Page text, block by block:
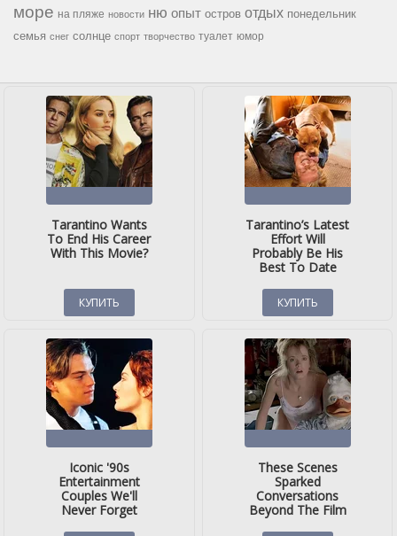
море на пляже новости ню опыт остров отдых понедельник
семья снег солнце спорт творчество туалет юмор